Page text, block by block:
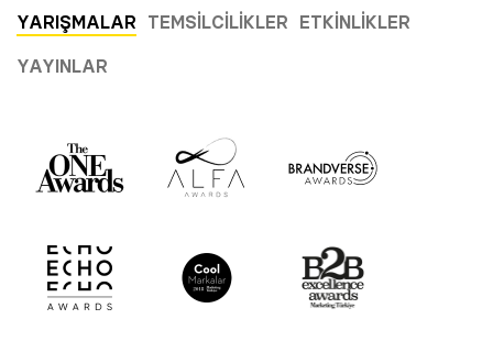
YARIŞMALAR TEMSILCILIKLER ETKINLIKLER
YAYINLAR